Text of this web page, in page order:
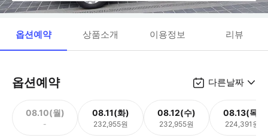
옵션예약 상품소개 이용정보 리뷰
옵션예약 다른날짜
08.10(월)
-
08.11(화)
232,955원
08.12(수)
232,955원
08.13(목)
224,391원